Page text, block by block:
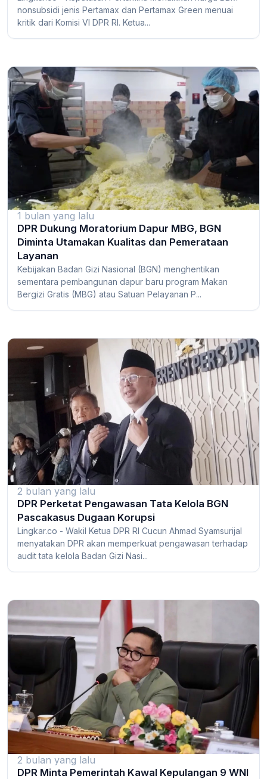
nonsubsidi jenis Pertamax dan Pertamax Green menuai
kritik dari Komisi VI DPR RI. Ketua...
1 bulan yang lalu
DPR Dukung Moratorium Dapur MBG, BGN
Diminta Utamakan Kualitas dan Pemerataan
Layanan
Kebijakan Badan Gizi Nasional (BGN) menghentikan
sementara pembangunan dapur baru program Makan
Bergizi Gratis (MBG) atau Satuan Pelayanan P...
2 bulan yang lalu
DPR Perketat Pengawasan Tata Kelola BGN
Pascakasus Dugaan Korupsi
Lingkar.co - Wakil Ketua DPR RI Cucun Ahmad Syamsurijal
menyatakan DPR akan memperkuat pengawasan terhadap
audit tata kelola Badan Gizi Nasi...
2 bulan yang lalu
DPR Minta Pemerintah Kawal Kepulangan 9 WNI